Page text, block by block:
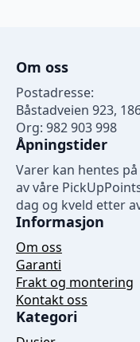
kan
velges
på
produktsiden
Om oss
Postadresse:
Båstadveien 923,
Org: 982 903 998
Åpningstider
Varer kan hentes
av våre
dag og kveld etter
Informasjon
Om oss
Garanti
Frakt og montering
Kontakt oss
Kategori